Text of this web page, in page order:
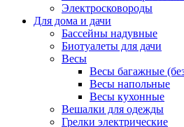
Электросковороды
Для дома и дачи
Бассейны надувные
Биотуалеты для дачи
Весы
Весы багажные
Весы напольные
Весы кухонные
Вешалки для одежды
Грелки электрические